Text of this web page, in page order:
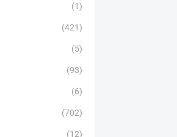
(1)
(421)
(5)
(93)
(6)
(702)
(12)